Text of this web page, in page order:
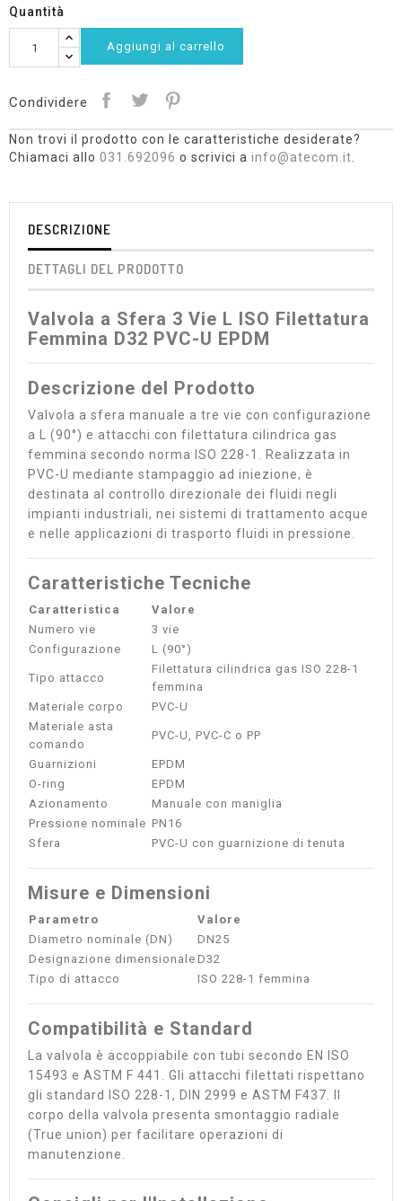
Quantità
Aggiungi al carrello
Condividere
Non trovi il prodotto con le caratteristiche desiderate?
Chiamaci allo 031.692096 o scrivici a info@atecom.it
DESCRIZIONE
DETTAGLI DEL PRODOTTO
Valvola a Sfera 3 Vie L ISO Filettatura
Femmina D32 PVC-U EPDM
Descrizione del Prodotto
Valvola a sfera manuale a tre vie con configurazione
a L (90°) e attacchi con filettatura cilindrica gas
femmina secondo norma ISO 228-1. Realizzata in
PVC-U mediante stampaggio ad iniezione, è
destinata al controllo direzionale dei fluidi negli
impianti industriali, nei sistemi di trattamento acque
e nelle applicazioni di trasporto fluidi in pressione.
Caratteristiche Tecniche
Caratteristica
Valore
Numero vie
3 vie
Configurazione
L (90°)
Tipo attacco
Filettatura cilindrica gas ISO 228-1
femmina
Materiale corpo
PVC-U
Materiale asta
comando
PVC-U, PVC-C o PP
Guarnizioni
EPDM
O-ring
EPDM
Azionamento
Manuale con maniglia
Pressione nominale PN16
Sfera
PVC-U con guarnizione di tenuta
Misure e Dimensioni
Parametro
Valore
Diametro nominale (DN)
DN25
Designazione dimensionale D32
Tipo di attacco
ISO 228-1 femmina
Compatibilità e Standard
La valvola è accoppiabile con tubi secondo EN ISO
15493 e ASTM F 441. Gli attacchi filettati rispettano
gli standard ISO 228-1, DIN 2999 e ASTM F437. Il
corpo della valvola presenta smontaggio radiale
(True union) per facilitare operazioni di
manutenzione.